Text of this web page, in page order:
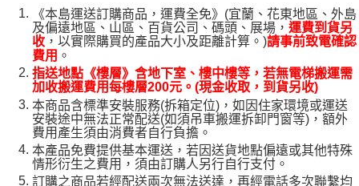
任。
４．使用「AFTEE先享後付」時，將依據個別帳號之用戶狀況，依本公司即
時審查核予不同之上限額度；若仍有額度不足之情形，本公司將視審查結果
請求用戶進行身份認證。
５．嚴禁一人註冊多個帳號或使用他人資訊註冊。若發現惡意使用之情形，
恩沛科技股份有限公司將有權停止該用戶之使用額度並採取法律行動。
《本島運送訂購商品，運費全免》(宜蘭、花東地區、外島
及偏遠地區、山區、百貨公司、碼頭、展場， 運費到貨另
收 ，以實際購買的產品大小及距離計算。)請事前致電確認
費用 。
指送地點《樓層》含地下室、樓中樓等，若無電梯搬運需
加收搬運費用每樓層200元。(現金收取，到貨另收)
本商品含標準安裝服務(拆箱定位)，如因住家環境或運送
安裝途中無法正常配送(如須吊車搬運拆卸門窗等)，額外
費用產生須由消費者自行負擔。
本產品免費提供基本運送，若因送貨地點偏遠或其他特殊
情形衍生之費用，須由訂購人另行自行支付。
訂購之商品若經配送兩次無法送達，再經電話多次聯繫均